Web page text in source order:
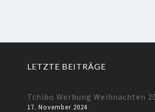
LETZTE BEITRÄGE
Tchibo Werbung Weihnachten
17. November 2024